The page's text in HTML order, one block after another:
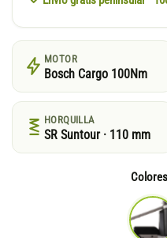
MOTOR
Bosch Cargo 100Nm
HORQUILLA
SR Suntour · 110 mm